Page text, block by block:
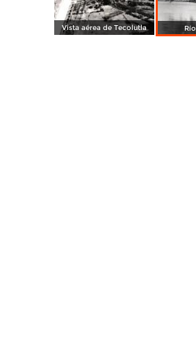
Vista aérea de Tecolutla